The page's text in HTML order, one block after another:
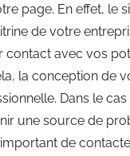
page. En effet, le
de votre
contact avec vos
la conception de
Dans le
une source de
de